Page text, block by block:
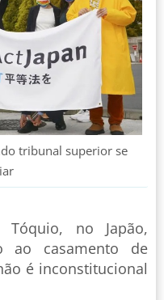
tribunal superior se
no Japão,
ao casamento de
é inconstitucional